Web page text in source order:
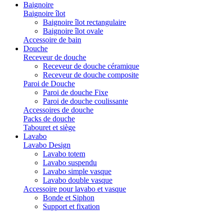
Baignoire
Baignoire îlot
Baignoire îlot rectangulaire
Baignoire îlot ovale
Accessoire de bain
Douche
Receveur de douche
Receveur de douche céramique
Receveur de douche composite
Paroi de Douche
Paroi de douche Fixe
Paroi de douche coulissante
Accessoires de douche
Packs de douche
Tabouret et siège
Lavabo
Lavabo Design
Lavabo totem
Lavabo suspendu
Lavabo simple vasque
Lavabo double vasque
Accessoire pour lavabo et vasque
Bonde et Siphon
Support et fixation